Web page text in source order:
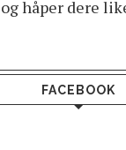
håper dere
FACEBOOK